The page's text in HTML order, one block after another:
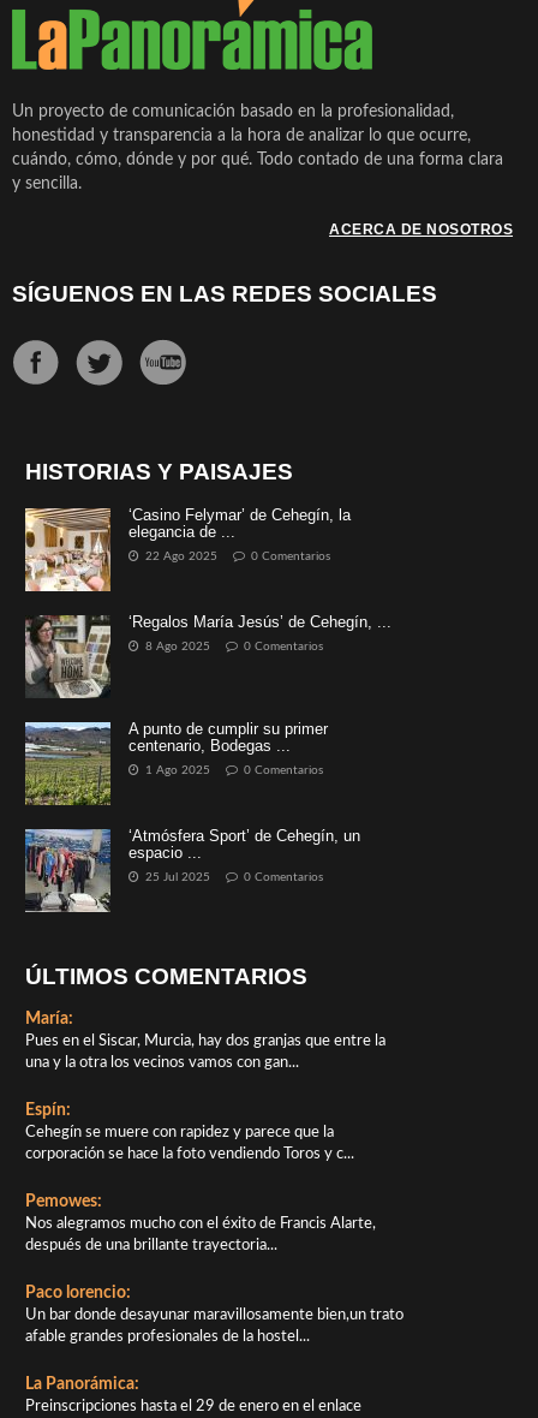
Un proyecto de comunicación basado en la profesionalidad,
honestidad y transparencia a la hora de analizar lo que ocurre,
cuándo, cómo, dónde y por qué. Todo contado de una forma clara
y sencilla.
ACERCA DE NOSOTROS
SÍGUENOS EN LAS REDES SOCIALES
HISTORIAS Y PAISAJES
‘Casino Felymar’ de Cehegín, la
elegancia de ...
22 Ago 2025 0 Comentarios
‘Regalos María Jesús’ de Cehegín, ...
8 Ago 2025 0 Comentarios
A punto de cumplir su primer
centenario, Bodegas ...
1 Ago 2025 0 Comentarios
‘Atmósfera Sport’ de Cehegín, un
espacio ...
25 Jul 2025 0 Comentarios
ÚLTIMOS COMENTARIOS
María:
Pues en el Siscar, Murcia, hay dos granjas que entre la
una y la otra los vecinos vamos con gan...
Espín:
Cehegín se muere con rapidez y parece que la
corporación se hace la foto vendiendo Toros y c...
Pemowes:
Nos alegramos mucho con el éxito de Francis Alarte,
después de una brillante trayectoria...
Paco lorencio:
Un bar donde desayunar maravillosamente bien,un trato
afable grandes profesionales de la hostel...
La Panorámica:
Preinscripciones hasta el 29 de enero en el enlace